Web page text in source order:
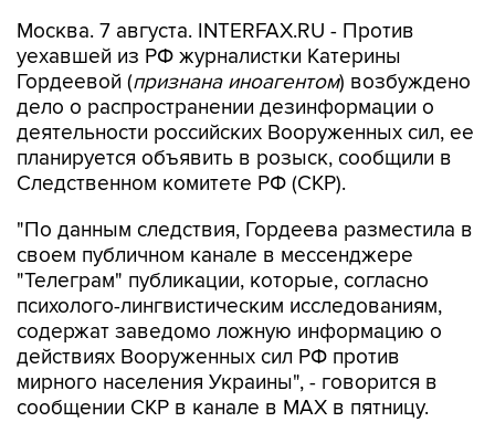
Москва. 7 августа. INTERFAX.RU - Против
уехавшей из РФ журналистки Катерины
Гордеевой (признана иноагентом) возбуждено
дело о распространении дезинформации о
деятельности российских Вооруженных сил, ее
планируется объявить в розыск, сообщили в
Следственном комитете РФ (СКР).
"По данным следствия, Гордеева разместила в
своем публичном канале в мессенджере
"Телеграм" публикации, которые, согласно
психолого-лингвистическим исследованиям,
содержат заведомо ложную информацию о
действиях Вооруженных сил РФ против
мирного населения Украины", - говорится в
сообщении СКР в канале в MAX в пятницу.